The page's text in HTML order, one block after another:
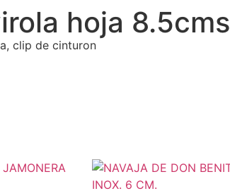
hoja 8.5cms
clip de cinturon